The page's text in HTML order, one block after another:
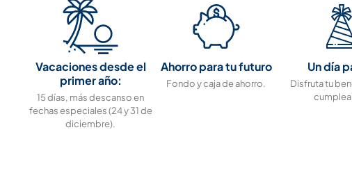
Vacaciones desde el
primer año:
15 días, más descanso en
fechas especiales (24 y 31 de
diciembre).
Ahorro para tu futuro
Fondo y caja de ahorro.
Un día
Disfruta tu